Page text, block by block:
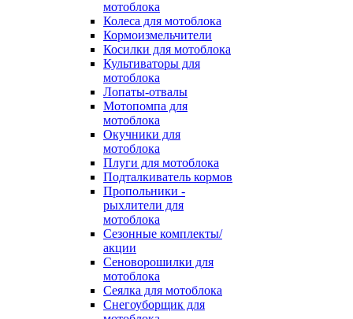
мотоблока
Колеса для мотоблока
Кормоизмельчители
Косилки для мотоблока
Культиваторы для
мотоблока
Лопаты-отвалы
Мотопомпа для
мотоблока
Окучники для
мотоблока
Плуги для мотоблока
Подталкиватель кормов
Пропольники -
рыхлители для
мотоблока
Сезонные комплекты/
акции
Сеноворошилки для
мотоблока
Сеялка для мотоблока
Снегоуборщик для